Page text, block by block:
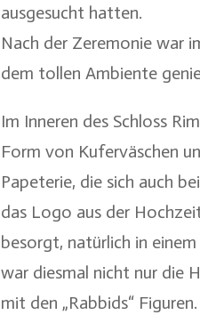
ausgesucht hatten.
Nach der Zeremonie war
dem tollen Ambiente
Im Inneren des Schloss
Form von Kuferväschen
Papeterie, die sich auch
das Logo aus der
besorgt, natürlich in
war diesmal nicht nur die
mit den „Rabbids“ Figuren.